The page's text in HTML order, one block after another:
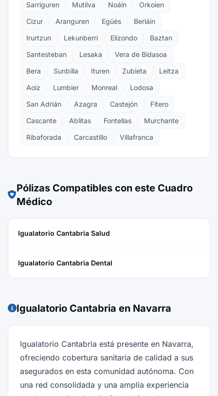
Sarriguren
Mutilva Noáin
Orkoien
Cizur
Aranguren Egüés
Beriáin
Irurtzun
Lekunberri Elizondo
Baztan
Santesteban
Lesaka
Vera de Bidasoa
Bera
Sunbilla Ituren Zubieta
Leitza
Aoiz
Lumbier Monreal
Lodosa
San Adrián
Azagra Castejón
Fitero
Cascante
Ablitas Fontellas
Murchante
Ribaforada
Carcastillo Villafranca
Pólizas Compatibles con este Cuadro
Médico
Igualatorio Cantabria Salud
Igualatorio Cantabria Dental
Igualatorio Cantabria en Navarra
Igualatorio Cantabria está presente en Navarra,
ofreciendo cobertura sanitaria de calidad a sus
asegurados en esta comunidad autónoma. Con
una red consolidada y una amplia experiencia